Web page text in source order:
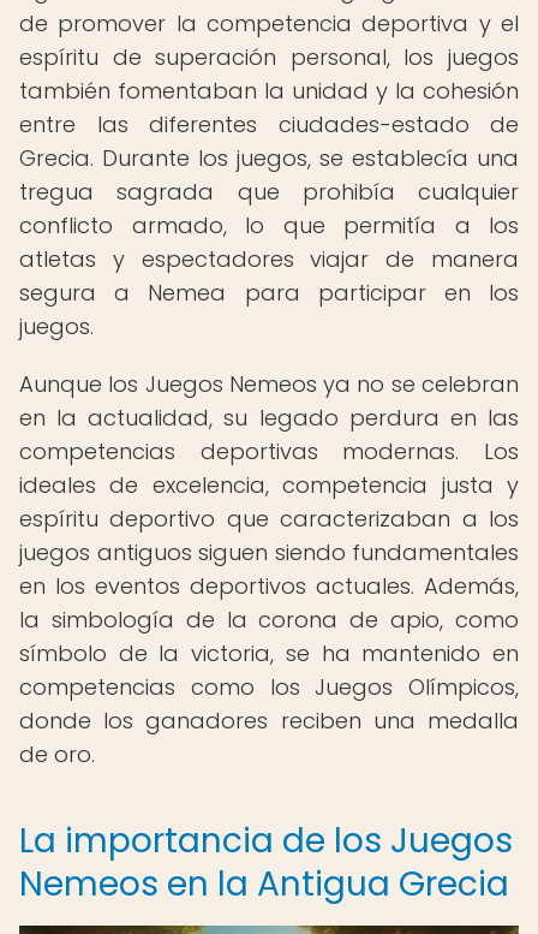
de promover la competencia deportiva y el
espíritu de superación personal, los juegos
también fomentaban la unidad y la cohesión
entre las diferentes ciudades-estado de
Grecia. Durante los juegos, se establecía una
tregua sagrada que prohibía cualquier
conflicto armado, lo que permitía a los
atletas y espectadores viajar de manera
segura a Nemea para participar en los
juegos.
Aunque los Juegos Nemeos ya no se celebran
en la actualidad, su legado perdura en las
competencias deportivas modernas. Los
ideales de excelencia, competencia justa y
espíritu deportivo que caracterizaban a los
juegos antiguos siguen siendo fundamentales
en los eventos deportivos actuales. Además,
la simbología de la corona de apio, como
símbolo de la victoria, se ha mantenido en
competencias como los Juegos Olímpicos,
donde los ganadores reciben una medalla
de oro.
La importancia de los Juegos
Nemeos en la Antigua Grecia